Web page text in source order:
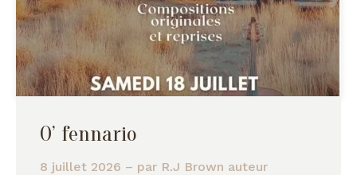
O’ fennario
8 juillet 2026 – par R.J Brown auteur